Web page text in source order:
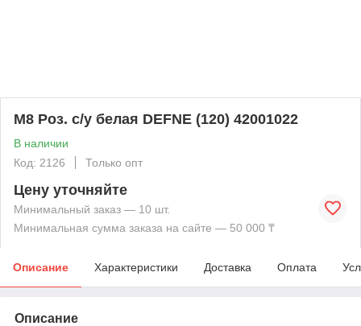
М8 Роз. с/у белая DEFNE (120) 42001022
В наличии
Код: 2126
Только опт
Цену уточняйте
Минимальный заказ — 10 шт.
Минимальная сумма заказа на сайте — 50 000 ₸
Описание Характеристики Доставка Оплата
Описание